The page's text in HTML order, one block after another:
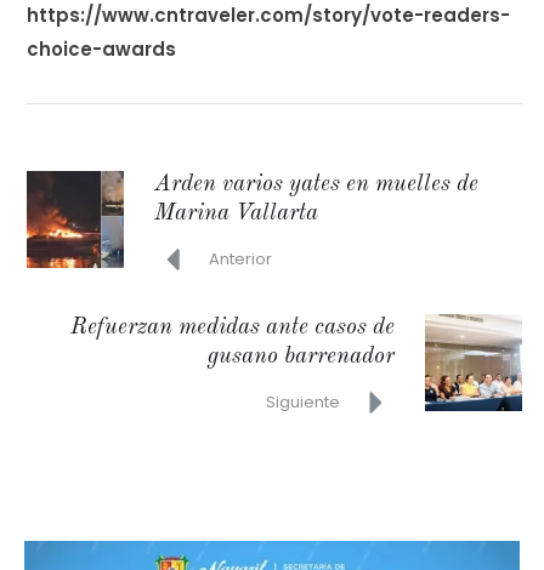
https://www.cntraveler.com/story/vote-readers-
choice-awards
Arden varios yates en muelles de
Marina Vallarta
Anterior
Refuerzan medidas ante casos de
gusano barrenador
Siguiente